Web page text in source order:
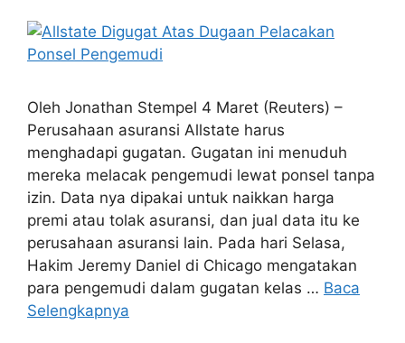
Oleh Jonathan Stempel 4 Maret (Reuters) –
Perusahaan asuransi Allstate harus
menghadapi gugatan. Gugatan ini menuduh
mereka melacak pengemudi lewat ponsel tanpa
izin. Data nya dipakai untuk naikkan harga
premi atau tolak asuransi, dan jual data itu ke
perusahaan asuransi lain. Pada hari Selasa,
Hakim Jeremy Daniel di Chicago mengatakan
para pengemudi dalam gugatan kelas … Baca
Selengkapnya